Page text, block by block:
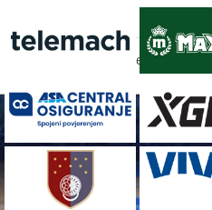
[custom-facebook-feed]